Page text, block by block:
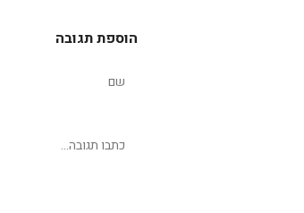
הוספת תגובה